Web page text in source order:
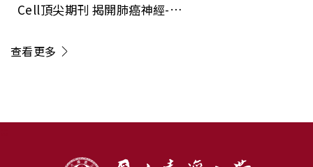
Cell頂尖期刊 揭開肺癌神經-免
電」新方向
查看更多